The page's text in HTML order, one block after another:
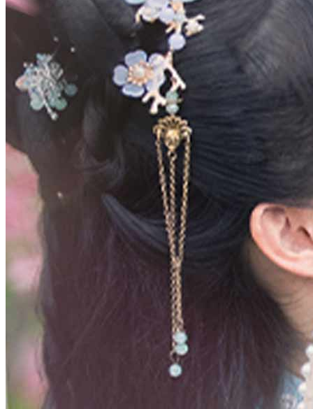
Perangkap Gaun Pengantin
Rakan baikku menghadiahkan aku baju Xiuhe untuk dipakai pada
hari perkahwinanku esok. Tetapi apa yang dia tidak tahu, jiwa
dalam badan ini sudah mati sekali sebelum ini. Melalui
penyelidikanku sendiri, aku mendapati bahawa baju Xiuhe itu
sebenarnya satu perangkap maut. Jika aku memakainya, aku akan
kehilangan rupa dan tubuhku—malah akan digantikan olehnya.
Sebaik sahaja dia pergi, aku menghantar baju itu kepada seorang
wanita tua di hospital yang menderita kerosakan kulit yang teruk.
Pada hari perkahwinan, apabila rakan baikku melihat ke dalam
cermin, dia menjerit dalam ketakutan...
Balas Dendam